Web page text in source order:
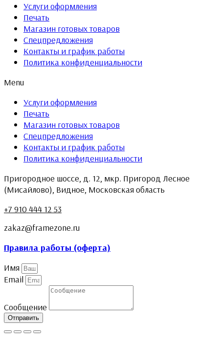
Услуги оформления
Печать
Магазин готовых товаров
Спецпредложения
Контакты и график работы
Политика конфиденциальности
Menu
Услуги оформления
Печать
Магазин готовых товаров
Спецпредложения
Контакты и график работы
Политика конфиденциальности
Пригородное шоссе, д. 12, мкр. Пригород Лесное
(Мисайлово), Видное, Московская область
+7 910 444 12 53
zakaz@framezone.ru
Правила работы (оферта)
Имя
Email
Сообщение
Отправить